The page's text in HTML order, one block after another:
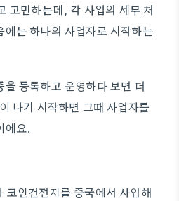
고민하는데, 각 사업의 세무 처
에는 하나의 사업자로 시작하는
등록하고 운영하다 보면 더
나기 시작하면 그때 사업자를
에요.
인건전지를 중국에서 사입해